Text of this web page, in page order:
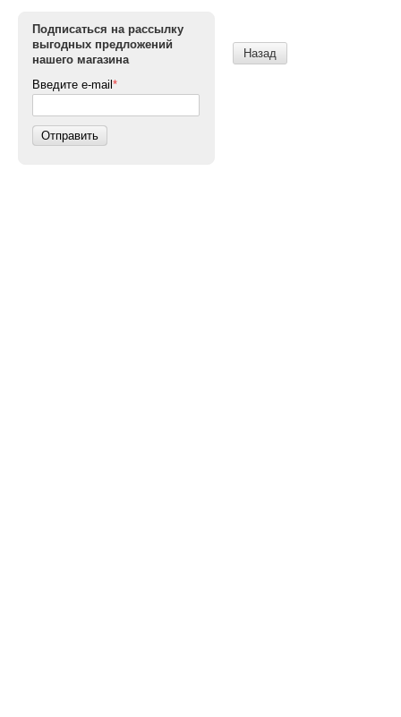
Подписаться на рассылку
выгодных предложений
нашего магазина
Введите e-mail *
Отправить
Назад